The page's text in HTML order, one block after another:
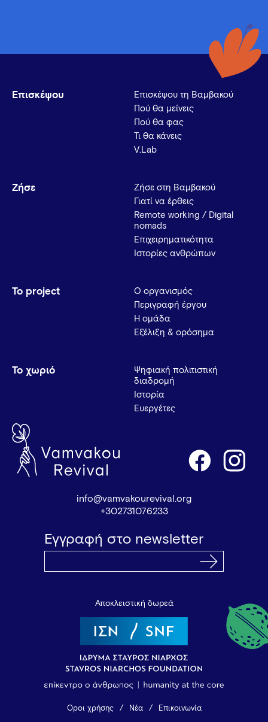
Επισκέψου
Επισκέψου τη Βαμβακού
Πού θα μείνεις
Πού θα φας
Τι θα κάνεις
V.Lab
Ζήσε
Ζήσε στη Βαμβακού
Γιατί να έρθεις
Remote working / Digital
nomads
Επιχειρηματικότητα
Ιστορίες ανθρώπων
Το project
Ο οργανισμός
Περιγραφή έργου
Η ομάδα
Εξέλιξη & ορόσημα
Το χωριό
Ψηφιακή πολιτιστική
διαδρομή
Ιστορία
Ευεργέτες
info@vamvakourevival.org
+302731076233
Εγγραφή στο newsletter
Αποκλειστική δωρεά
Όροι χρήσης Νέα Επικοινωνία